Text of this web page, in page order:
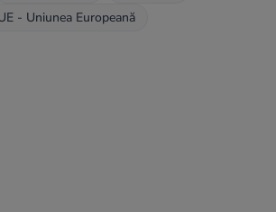
- Uniunea Europeană